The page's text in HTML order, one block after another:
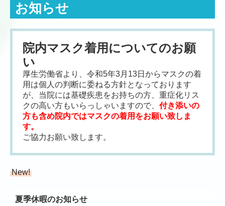
お知らせ
院内マスク着用についてのお願
い
厚生労働省より、令和5年3月13日からマスクの着
用は個人の判断に委ねる方針となっております
が、当院には基礎疾患をお持ちの方、重症化リス
クの高い方もいらっしゃいますので、 付き添いの
方も含め院内ではマスクの着用をお願い致しま
す。
ご協力お願い致します。
New!
夏季休暇のお知らせ